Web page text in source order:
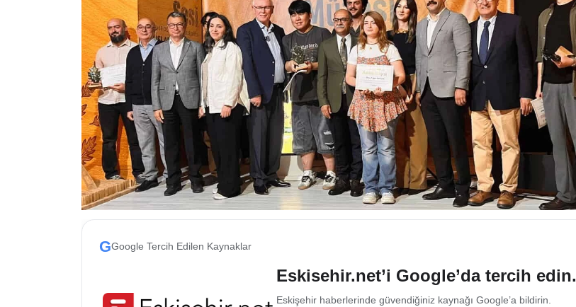
GGoogle Tercih Edilen Kaynaklar
Eskisehir.net’i Google’da tercih edin.
Eskişehir haberlerinde güvendiğiniz kaynağı Google’a bildirin.
Eskişehir Haber İçerikleri
Eskişehir Hava Durumu
Eskişehir Tramvay Saatleri
Eskişehir Otobüs Saatleri